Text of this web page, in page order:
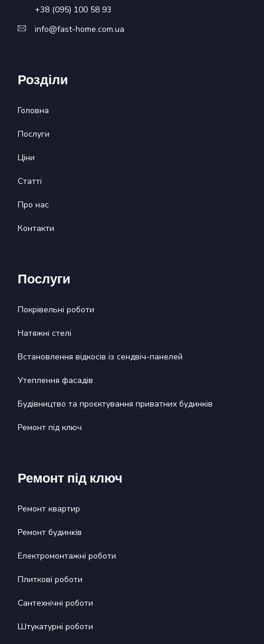
+38 (095) 100 58 93
info@fast-home.com.ua
Розділи
Головна
Послуги
Ціни
Статті
Про нас
Контакти
Послуги
Покрівельні роботи
Натяжні стелі
Встановлення відкосів із сендвіч-панелей
Утеплення фасадів
Будівництво та проєктування приватних будинків
Ремонт під ключ
Ремонт під ключ
Ремонт квартир
Ремонт будинĸів
Електромонтажні роботи
Плиткові роботи
Сантехнічні роботи
Штукатурні роботи